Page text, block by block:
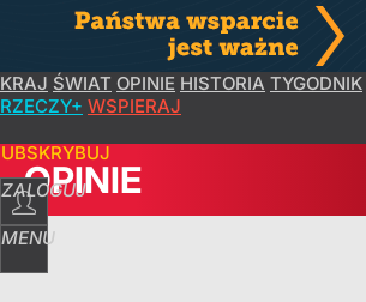
KRAJ ŚWIAT OPINIE HISTORIA TYGODNIK
RZECZY+ WSPIERAJ
ZALOGUJ
MENU
OPINIE